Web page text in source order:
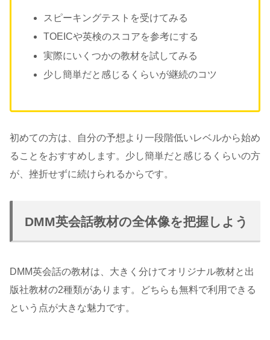
スピーキングテストを受けてみる
TOEICや英検のスコアを参考にする
実際にいくつかの教材を試してみる
少し簡単だと感じるくらいが継続のコツ
初めての方は、自分の予想より一段階低いレベルから始め
ることをおすすめします。少し簡単だと感じるくらいの方
が、挫折せずに続けられるからです。
DMM英会話教材の全体像を把握しよう
DMM英会話の教材は、大きく分けてオリジナル教材と出
版社教材の2種類があります。どちらも無料で利用できる
という点が大きな魅力です。